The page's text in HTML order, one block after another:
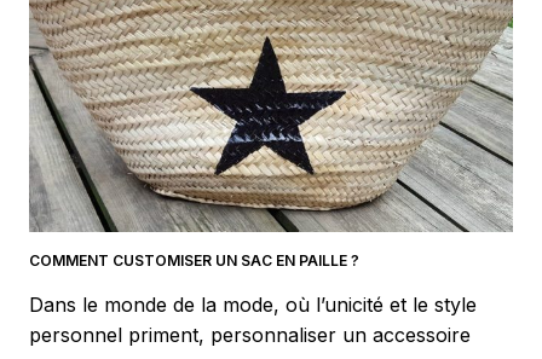
TENDANCE
EN
PLEINE
EXPANSION
COMMENT CUSTOMISER UN SAC EN PAILLE ?
Dans le monde de la mode, où l’unicité et le style
personnel priment, personnaliser un accessoire